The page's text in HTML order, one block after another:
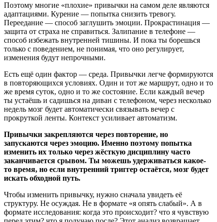
Поэтому многие «плохие» привычки на самом деле являются
адаптациями. Курение — попытка снизить тревогу.
Переедание — способ заглушить эмоции. Прокрастинация —
защита от страха не справиться. Залипание в телефоне —
способ избежать внутренней тишины. И пока ты борешься
только с поведением, не понимая, что оно регулирует,
изменения будут непрочными.
Есть ещё один фактор — среда. Привычки легче формируются
в повторяющихся условиях. Один и тот же маршрут, одно и то
же время суток, одно и то же состояние. Если каждый вечер
ты устаёшь и садишься на диван с телефоном, через несколько
недель мозг будет автоматически связывать вечер с
прокруткой ленты. Контекст усиливает автоматизм.
Привычки закрепляются через повторение, но
запускаются через эмоцию. Именно поэтому попытка
изменить их только через жёсткую дисциплину часто
заканчивается срывом. Ты можешь удерживаться какое-
то время, но если внутренний триггер остаётся, мозг будет
искать обходной путь.
Чтобы изменить привычку, нужно сначала увидеть её
структуру. Не осуждая. Не в формате «я опять слабый». А в
формате исследования: когда это происходит? что я чувствую